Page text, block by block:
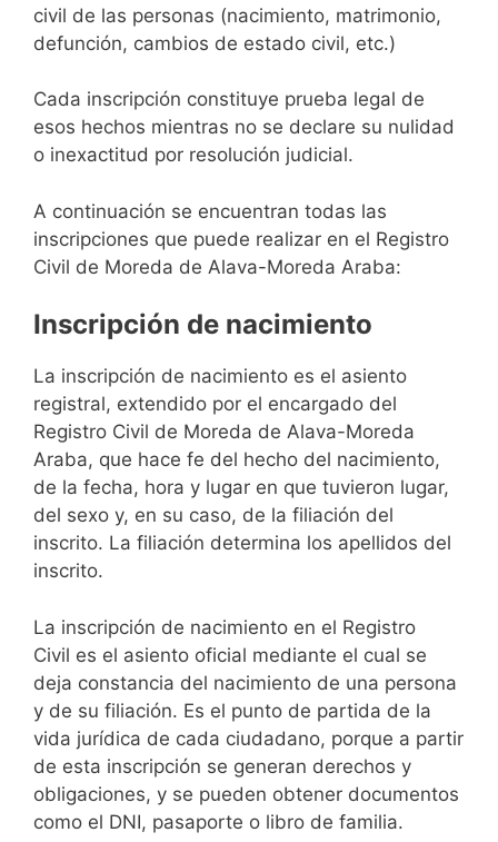
civil de las personas (nacimiento, matrimonio,
defunción, cambios de estado civil, etc.)
Cada inscripción constituye prueba legal de
esos hechos mientras no se declare su nulidad
o inexactitud por resolución judicial.
A continuación se encuentran todas las
inscripciones que puede realizar en el Registro
Civil de Moreda de Alava-Moreda Araba:
Inscripción de nacimiento
La inscripción de nacimiento es el asiento
registral, extendido por el encargado del
Registro Civil de Moreda de Alava-Moreda
Araba, que hace fe del hecho del nacimiento,
de la fecha, hora y lugar en que tuvieron lugar,
del sexo y, en su caso, de la filiación del
inscrito. La filiación determina los apellidos del
inscrito.
La inscripción de nacimiento en el Registro
Civil es el asiento oficial mediante el cual se
deja constancia del nacimiento de una persona
y de su filiación. Es el punto de partida de la
vida jurídica de cada ciudadano, porque a partir
de esta inscripción se generan derechos y
obligaciones, y se pueden obtener documentos
como el DNI, pasaporte o libro de familia.